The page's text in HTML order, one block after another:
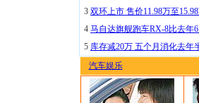
3 双环上市 售价11.98万至
4 马自达旗舰跑车RX-8比去年
5 库存减20万 五个月消化去年
汽车娱乐